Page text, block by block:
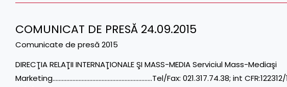
COMUNICAT DE PRESĂ 24.09.2015
Comunicate de presă 2015
DIRECŢIA RELAŢII INTERNAŢIONALE ŞI MASS-MEDIA Serviciul Mass-Mediaşi
Marketing………………………………………………………..Tel/Fax: 021.317.74.38; int CFR:122312/
COMUNICAT
DE
24.09.2015